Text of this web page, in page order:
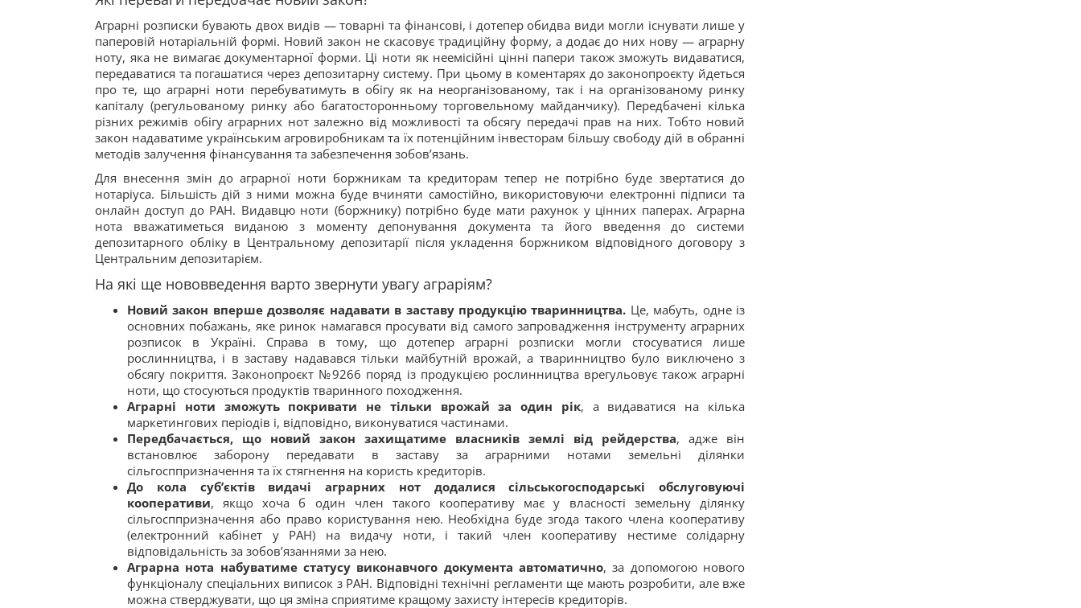
Аграрні розписки бувають двох видів — товарні та фінансові, і дотепер обидва види могли існувати лише у
паперовій нотаріальній формі. Новий закон не скасовує традиційну форму, а додає до них нову — аграрну
ноту, яка не вимагає документарної форми. Ці ноти як неемісійні цінні папери також зможуть видаватися,
передаватися та погашатися через депозитарну систему. При цьому в коментарях до законопроєкту йдеться
про те, що аграрні ноти перебуватимуть в обігу як на неорганізованому, так і на організованому ринку
капіталу (регульованому ринку або багатосторонньому торговельному майданчику). Передбачені кілька
різних режимів обігу аграрних нот залежно від можливості та обсягу передачі прав на них. Тобто новий
закон надаватиме українським агровиробникам та їх потенційним інвесторам більшу свободу дій в обранні
методів залучення фінансування та забезпечення зобов’язань.
Для внесення змін до аграрної ноти боржникам та кредиторам тепер не потрібно буде звертатися до
нотаріуса. Більшість дій з ними можна буде вчиняти самостійно, використовуючи електронні підписи та
онлайн доступ до РАН. Видавцю ноти (боржнику) потрібно буде мати рахунок у цінних паперах. Аграрна
нота вважатиметься виданою з моменту депонування документа та його введення до системи
депозитарного обліку в Центральному депозитарії після укладення боржником відповідного договору з
Центральним депозитарієм.
На які ще нововведення варто звернути увагу аграріям?
Новий закон вперше дозволяє надавати в заставу продукцію тваринництва. Це, мабуть, одне із
основних побажань, яке ринок намагався просувати від самого запровадження інструменту аграрних
розписок в Україні. Справа в тому, що дотепер аграрні розписки могли стосуватися лише
рослинництва, і в заставу надавався тільки майбутній врожай, а тваринництво було виключено з
обсягу покриття. Законопроєкт №9266 поряд із продукцією рослинництва врегульовує також аграрні
ноти, що стосуються продуктів тваринного походження.
Аграрні ноти зможуть покривати не тільки врожай за один рік, а видаватися на кілька
маркетингових періодів і, відповідно, виконуватися частинами.
Передбачається, що новий закон захищатиме власників землі від рейдерства, адже він
встановлює заборону передавати в заставу за аграрними нотами земельні ділянки
сільгосппризначення та їх стягнення на користь кредиторів.
До кола суб’єктів видачі аграрних нот додалися сільськогосподарські обслуговуючі
кооперативи, якщо хоча б один член такого кооперативу має у власності земельну ділянку
сільгосппризначення або право користування нею. Необхідна буде згода такого члена кооперативу
(електронний кабінет у РАН) на видачу ноти, і такий член кооперативу нестиме солідарну
відповідальність за зобов’язаннями за нею.
Аграрна нота набуватиме статусу виконавчого документа автоматично, за допомогою нового
функціоналу спеціальних виписок з РАН. Відповідні технічні регламенти ще мають розробити, але вже
можна стверджувати, що ця зміна сприятиме кращому захисту інтересів кредиторів.